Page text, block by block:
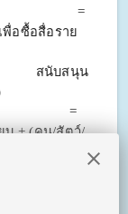
to =
อซื้อสื่อราย
สนับสนุน
of =
+ (คน/สัตว์/
บคุม